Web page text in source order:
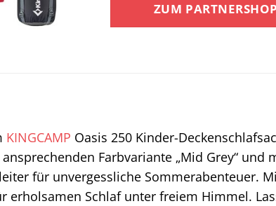
ZUM PARTNERSHOP
KINGCAMP Oasis 250 Kinder-
Farbvariante „Mid Grey“
für unvergessliche Sommerabenteuer.
erholsamen Schlaf unter freiem Himmel.